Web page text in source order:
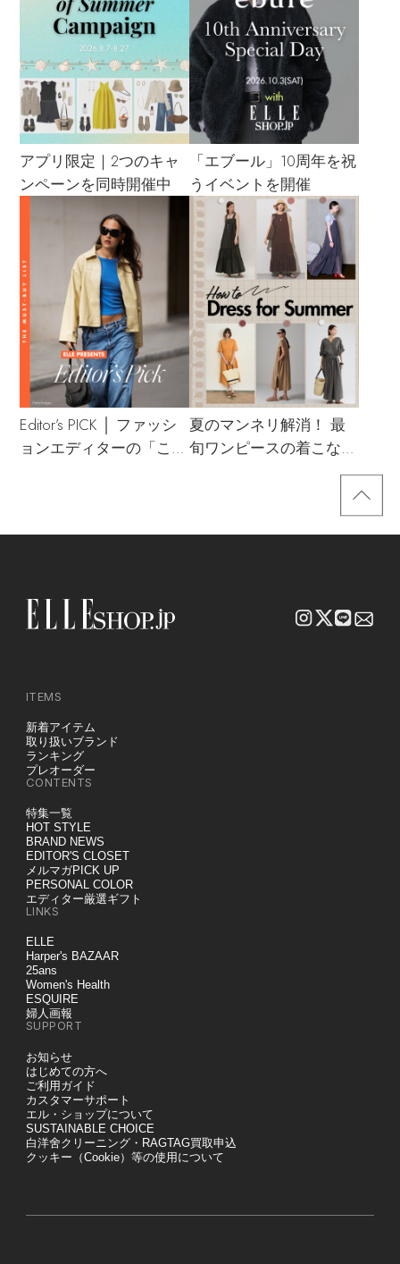
アプリ限定｜2つのキャ
ンペーンを同時開催中
「エブール」10周年を祝
うイベントを開催
Editor’s PICK │ ファッシ
ョンエディターの「これ
夏のマンネリ解消！ 最
旬ワンピースの着こなし
ITEMS
新着アイテム
取り扱いブランド
ランキング
プレオーダー
CONTENTS
特集一覧
HOT STYLE
BRAND NEWS
EDITOR'S CLOSET
メルマガPICK UP
PERSONAL COLOR
エディター厳選ギフト
LINKS
ELLE
Harper's BAZAAR
25ans
Women's Health
ESQUIRE
婦人画報
SUPPORT
お知らせ
はじめての方へ
ご利用ガイド
カスタマーサポート
エル・ショップについて
SUSTAINABLE CHOICE
白洋舍クリーニング・RAGTAG買取申込
クッキー（Cookie）等の使用について